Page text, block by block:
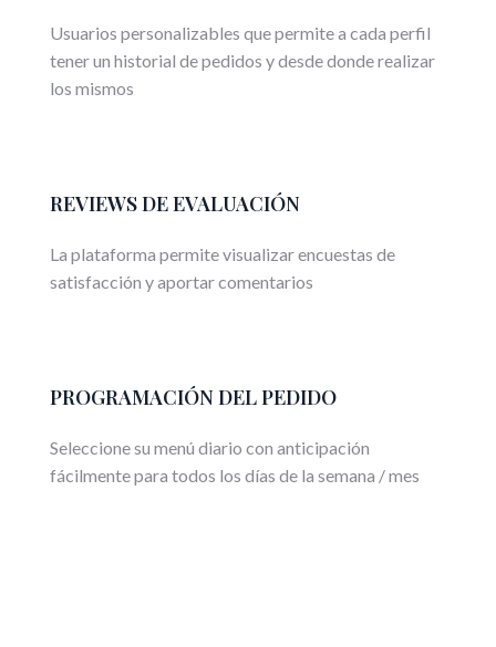
Usuarios personalizables que permite a cada perfil
tener un historial de pedidos y desde donde realizar
los mismos
REVIEWS DE EVALUACIÓN
La plataforma permite visualizar encuestas de
satisfacción y aportar comentarios
PROGRAMACIÓN DEL PEDIDO
Seleccione su menú diario con anticipación
fácilmente para todos los días de la semana / mes